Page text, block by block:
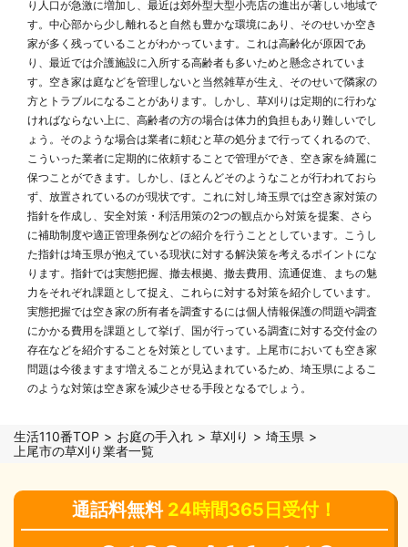
り人口が急激に増加し、最近は郊外型大型小売店の進出が著しい地域で
す。中心部から少し離れると自然も豊かな環境にあり、そのせいか空き
家が多く残っていることがわかっています。これは高齢化が原因であ
り、最近では介護施設に入所する高齢者も多いためと懸念されていま
す。空き家は庭などを管理しないと当然雑草が生え、そのせいで隣家の
方とトラブルになることがあります。しかし、草刈りは定期的に行わな
ければならない上に、高齢者の方の場合は体力的負担もあり難しいでし
ょう。そのような場合は業者に頼むと草の処分まで行ってくれるので、
こういった業者に定期的に依頼することで管理ができ、空き家を綺麗に
保つことができます。しかし、ほとんどそのようなことが行われておら
ず、放置されているのが現状です。これに対し埼玉県では空き家対策の
指針を作成し、安全対策・利活用策の2つの観点から対策を提案、さら
に補助制度や適正管理条例などの紹介を行うこととしています。こうし
た指針は埼玉県が抱えている現状に対する解決策を考えるポイントにな
ります。指針では実態把握、撤去根拠、撤去費用、流通促進、まちの魅
力をそれぞれ課題として捉え、これらに対する対策を紹介しています。
実態把握では空き家の所有者を調査するには個人情報保護の問題や調査
にかかる費用を課題として挙げ、国が行っている調査に対する交付金の
存在などを紹介することを対策としています。上尾市においても空き家
問題は今後ますます増えることが見込まれているため、埼玉県によるこ
のような対策は空き家を減少させる手段となるでしょう。
生活110番TOP お庭の手入れ 草刈り
埼玉県
上尾市の草刈り業者一覧
通話料無料 24時間365日受付！